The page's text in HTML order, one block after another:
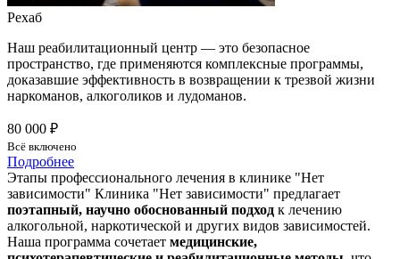
Рехаб
Наш реабилитационный центр — это безопасное
пространство, где применяются комплексные программы,
доказавшие эффективность в возвращении к трезвой жизни
наркоманов, алкоголиков и лудоманов.
80 000 ₽
Всё включено
Подробнее
Этапы профессионального лечения в клинике "Нет
зависимости" Клиника "Нет зависимости" предлагает
поэтапный, научно обоснованный подход к лечению
алкогольной, наркотической и других видов зависимостей.
Наша программа сочетает медицинские,